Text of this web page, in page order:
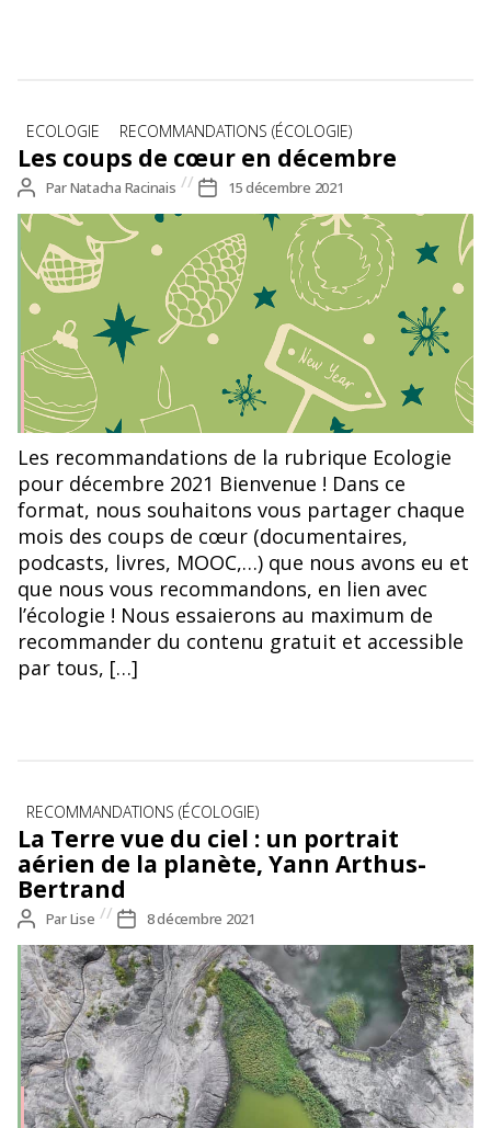
Catégories
ECOLOGIE RECOMMANDATIONS (ÉCOLOGIE)
Les coups de cœur en décembre
Auteur
de
l’article
ParNatacha Racinais
Date
de
l’article
15 décembre 2021
Les recommandations de la rubrique Ecologie
pour décembre 2021 Bienvenue ! Dans ce
format, nous souhaitons vous partager chaque
mois des coups de cœur (documentaires,
podcasts, livres, MOOC,…) que nous avons eu et
que nous vous recommandons, en lien avec
l’écologie ! Nous essaierons au maximum de
recommander du contenu gratuit et accessible
par tous, […]
Catégories
RECOMMANDATIONS (ÉCOLOGIE)
La Terre vue du ciel : un portrait
aérien de la planète, Yann Arthus-
Bertrand
Auteur
de
l’article
ParLise
Date
de
l’article
8 décembre 2021